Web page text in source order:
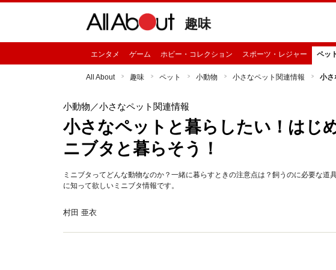
趣味
エンタメ ゲーム ホビー・コレクション スポーツ・レジャー ペッ
All About 趣味 ペット 小動物 小さなペット関連情報 小さ
小動物 ／小さなペット関連情報
小さなペットと暮らしたい！はじ
ニブタと暮らそう！
ミニブタってどんな動物なのか？一緒に暮らすときの注意点は？飼うのに必要な道
に知って欲しいミニブタ情報です。
村田 亜衣